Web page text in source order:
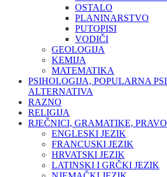
OSTALO
PLANINARSTVO
PUTOPISI
VODIČI
GEOLOGIJA
KEMIJA
MATEMATIKA
PSIHOLOGIJA, POPULARNA
ALTERNATIVA
RAZNO
RELIGIJA
RJEČNICI, GRAMATIKE,
ENGLESKI JEZIK
FRANCUSKI JEZIK
HRVATSKI JEZIK
LATINSKI I GRČKI JEZIK